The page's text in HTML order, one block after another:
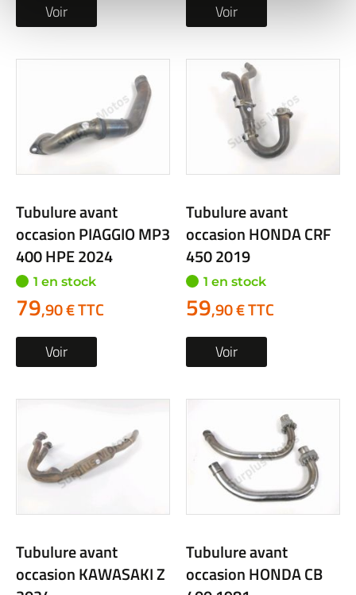
Voir Voir
Tubulure avant
occasion PIAGGIO MP3
400 HPE 2024
1 en stock
79,90 € TTC
Voir
Tubulure avant
occasion HONDA CRF
450 2019
1 en stock
59,90 € TTC
Voir
Tubulure avant
occasion KAWASAKI Z
Tubulure avant
occasion HONDA CB